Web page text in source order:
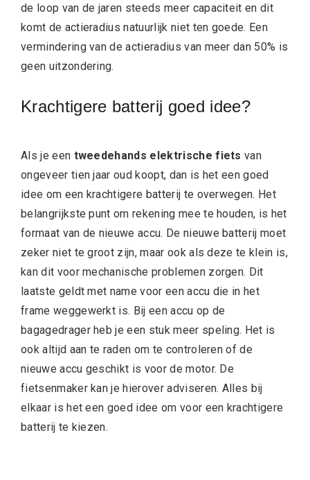
de loop van de jaren steeds meer capaciteit en dit
komt de actieradius natuurlijk niet ten goede. Een
vermindering van de actieradius van meer dan 50% is
geen uitzondering.
Krachtigere batterij goed idee?
Als je een tweedehands elektrische fiets van
ongeveer tien jaar oud koopt, dan is het een goed
idee om een krachtigere batterij te overwegen. Het
belangrijkste punt om rekening mee te houden, is het
formaat van de nieuwe accu. De nieuwe batterij moet
zeker niet te groot zijn, maar ook als deze te klein is,
kan dit voor mechanische problemen zorgen. Dit
laatste geldt met name voor een accu die in het
frame weggewerkt is. Bij een accu op de
bagagedrager heb je een stuk meer speling. Het is
ook altijd aan te raden om te controleren of de
nieuwe accu geschikt is voor de motor. De
fietsenmaker kan je hierover adviseren. Alles bij
elkaar is het een goed idee om voor een krachtigere
batterij te kiezen.